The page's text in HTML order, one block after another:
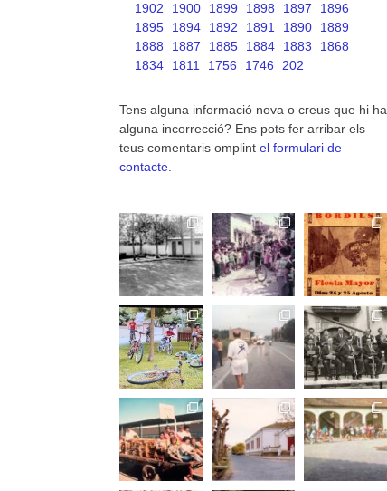
1902
1900 1899 1898 1897
1896
1895
1894 1892 1891 1890
1889
1888
1887 1885 1884 1883
1868
1834
1811 1756 1746 202
Tens alguna informació nova o creus que hi ha
alguna incorrecció? Ens pots fer arribar els
teus comentaris omplint el formulari de
contacte